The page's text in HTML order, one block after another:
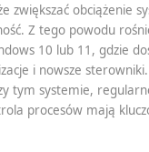
zwiększać obciążenie
Z tego powodu
10 lub 11, gdzie
i nowsze sterowniki.
tym systemie,
procesów mają